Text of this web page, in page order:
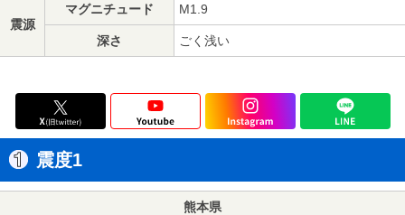
震源
マグニチュード M1.9
深さ ごく浅い
震度1
熊本県